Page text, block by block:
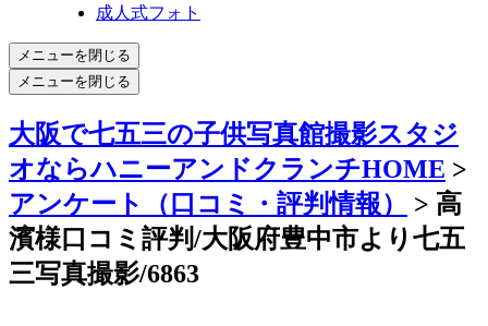
成人式フォト
メニューを閉じる
メニューを閉じる
大阪で七五三の子供写真館撮影スタジ
オならハニーアンドクランチHOME >
アンケート（口コミ・評判情報）
> 高
濱様口コミ評判/大阪府豊中市より七五
三写真撮影/6863